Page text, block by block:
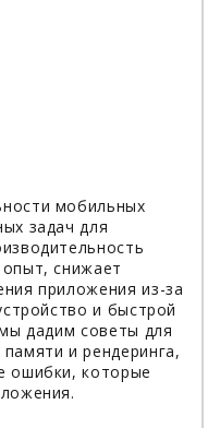
мобильных
задач для
снижает
приложения из-за
и быстрой
дадим советы для
и рендеринга,
ошибки, которые